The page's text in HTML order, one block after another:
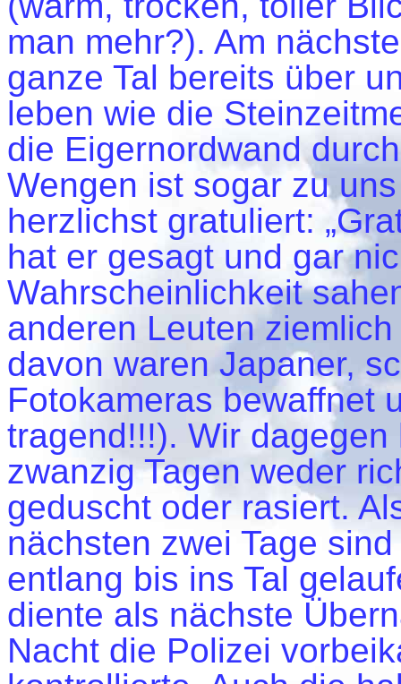
man mehr?). Am
ganze Tal bereits über
leben wie die
die Eigernordwand
Wengen ist sogar zu
herzlichst gratuliert:
hat er gesagt und gar
Wahrscheinlichkeit
anderen Leuten
davon waren Japaner,
Fotokameras bewaffnet
tragend!!!). Wir
zwanzig Tagen weder
geduscht oder rasiert.
nächsten zwei Tage
entlang bis ins Tal
diente als nächste
Nacht die Polizei